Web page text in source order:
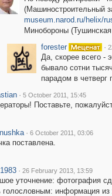
(Машиностроительный
museum.narod.ru/helix/
Минобороны
forester
·
Да, скорее всего -
бывало сотни
парадом в четверг
· 5 October 2011, 15:45
Поставьте,
· 6 October 2011, 03:06
поставлена.
· 26 February 2013, 13:59
уточнение: фотография
голословным: информация